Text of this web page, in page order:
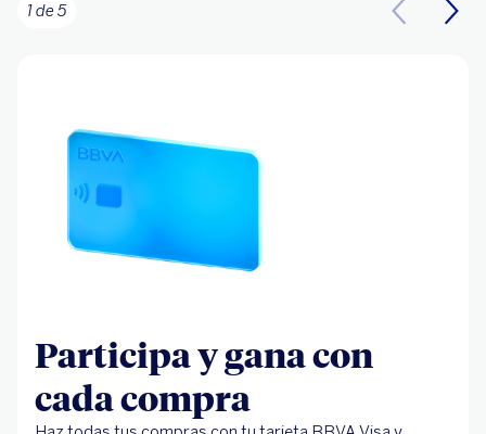
1 de 5
Participa y gana con
cada compra